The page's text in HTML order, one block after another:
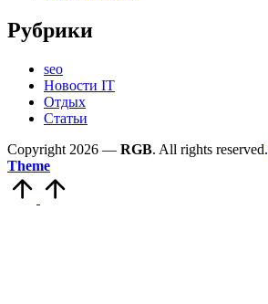
Рубрики
seo
Новости IT
Отдых
Статьи
Copyright 2026 — RGB. All rights reserved.
Theme